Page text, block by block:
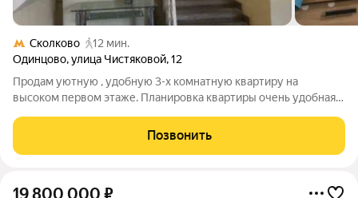
Сколково
12 мин.
Одинцово,улица Чистяковой,12
Продам уютную , удобную 3-х комнатную квартиру на
высоком первом этаже. Планировка квартиры очень удобная,
ремоната, его можно использовать как гардеробную, кладовку,
постирочную или второй
Позвонить
19 800 000 ₽